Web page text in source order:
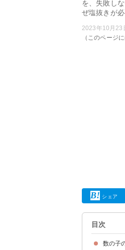
を、失敗し
ぜ塩抜きが
2023年10月23
（このページ
シェア
目次
数の子